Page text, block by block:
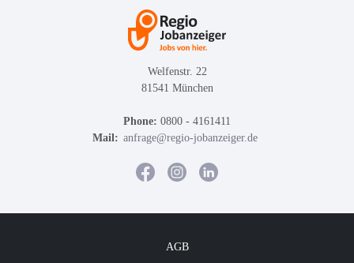
Welfenstr. 22
81541 München
Phone: 0800 - 4161411
Mail: anfrage@regio-jobanzeiger.de
AGB